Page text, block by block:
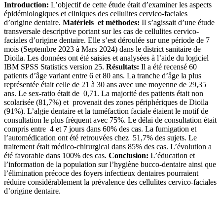
Introduction: L’objectif de cette étude était d’examiner les aspects
épidémiologiques et cliniques des cellulites cervico-faciales
d’origine dentaire. Matériels et méthodes: Il s’agissait d’une étude
transversale descriptive portant sur les cas de cellulites cervico-
faciales d’origine dentaire. Elle s’est déroulée sur une période de 7
mois (Septembre 2023 à Mars 2024) dans le district sanitaire de
Dioila. Les données ont été saisies et analysées à l’aide du logiciel
IBM SPSS Statistics version 25. Résultats: Il a été recensé 60
patients d’âge variant entre 6 et 80 ans. La tranche d’âge la plus
représentée était celle de 21 à 30 ans avec une moyenne de 29,35
ans. Le sex-ratio était de 0,71. La majorité des patients était non
scolarisée (81,7%) et provenait des zones périphériques de Dioila
(91%). L’algie dentaire et la tuméfaction faciale étaient le motif de
consultation le plus fréquent avec 75%. Le délai de consultation était
compris entre 4 et 7 jours dans 60% des cas. La fumigation et
l’automédication ont été retrouvées chez 51,7% des sujets. Le
traitement était médico-chirurgical dans 85% des cas. L’évolution a
été favorable dans 100% des cas. Conclusion: L’éducation et
l’information de la population sur l’hygiène bucco-dentaire ainsi que
l’élimination précoce des foyers infectieux dentaires pourraient
réduire considérablement la prévalence des cellulites cervico-faciales
d’origine dentaire.